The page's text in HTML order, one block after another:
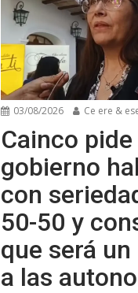
03/08/2026 Ce ere &
Cainco pide
gobierno
con
50-50 y
que será un
a las